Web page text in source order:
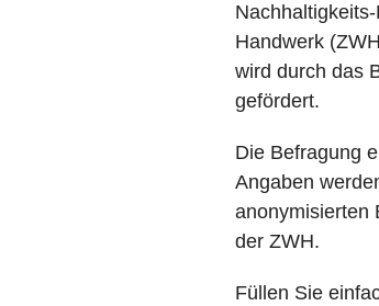
Handwerk
wird durch das
gefördert.
Die Befragung
Angaben
anonymisierten
der ZWH.
Füllen Sie